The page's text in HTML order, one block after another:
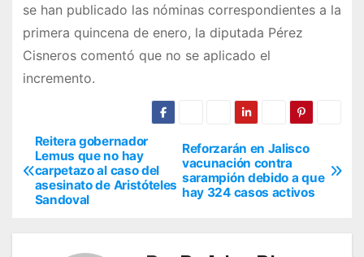
se han publicado las nóminas correspondientes a la
primera quincena de enero, la diputada Pérez
Cisneros comentó que no se aplicado el
incremento.
N
a
Reforzarán en Jalisco
vacunación contra
sarampión debido a que
hay 324 casos activos
Reitera gobernador
Lemus que no hay
carpetazo al caso del
asesinato de Aristóteles
Sandoval